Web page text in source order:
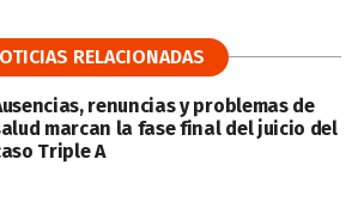
RELACIONADAS
renuncias y problemas de
marcan la fase final del juicio del
Triple A